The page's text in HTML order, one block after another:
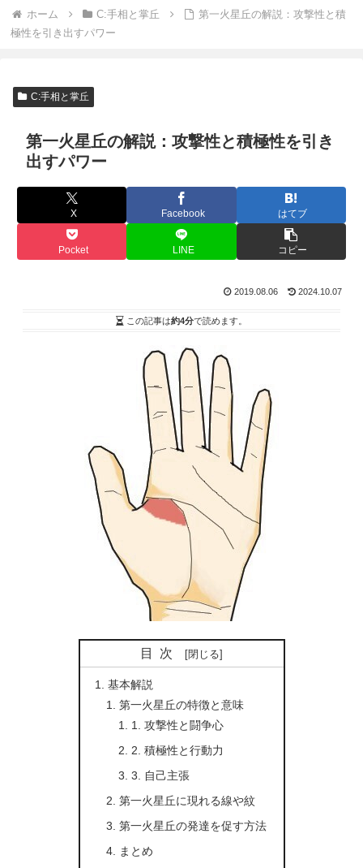
ホーム C:手相と掌丘
第一火星丘の解説：攻撃性と積
極性を引き出すパワー
C:手相と掌丘
第一火星丘の解説：攻撃性と積極性を引き
出すパワー
X Facebook はてブ
Pocket LINE コピー
2019.08.06 2024.10.07
この記事は約4分で読めます。
目次
基本解説
第一火星丘の特徴と意味
1. 攻撃性と闘争心
2. 積極性と行動力
3. 自己主張
第一火星丘に現れる線や紋
第一火星丘の発達を促す方法
まとめ